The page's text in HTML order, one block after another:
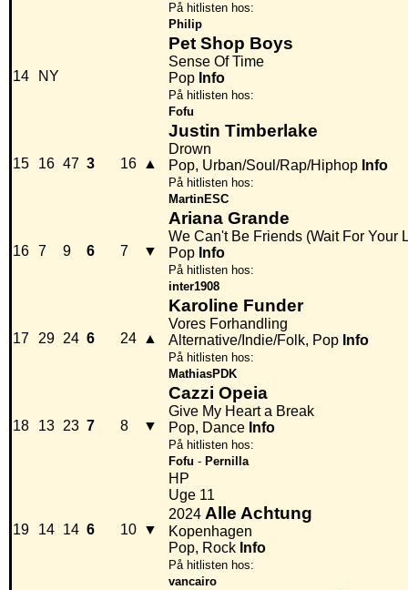
På hitlisten hos:
Philip
14 NY
Pet Shop Boys
Sense Of Time
Pop Info
På hitlisten hos:
Fofu
15 16 47 3 16 ▲
Justin Timberlake
Drown
Pop, Urban/Soul/Rap/Hiphop Info
På hitlisten hos:
MartinESC
16 7 9 6 7 ▼
Ariana Grande
We Can't Be Friends (Wait For Your
Pop Info
På hitlisten hos:
inter1908
17 29 24 6 24 ▲
Karoline Funder
Vores Forhandling
Alternative/Indie/Folk, Pop Info
På hitlisten hos:
MathiasPDK
18 13 23 7 8 ▼
Cazzi Opeia
Give My Heart a Break
Pop, Dance Info
På hitlisten hos:
Fofu - Pernilla
19 14 14 6 10 ▼
HP
Uge 11
2024 Alle Achtung
Kopenhagen
Pop, Rock Info
På hitlisten hos:
vancairo